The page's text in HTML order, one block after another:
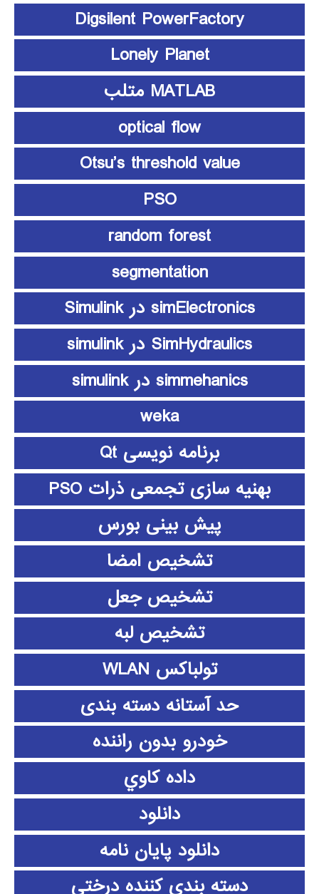
Digsilent PowerFactory
Lonely Planet
MATLAB متلب
optical flow
Otsu’s threshold value
PSO
random forest
segmentation
simElectronics در Simulink
SimHydraulics در simulink
simmehanics در simulink
weka
برنامه نویسی Qt
بهنیه سازی تجمعی ذرات PSO
پیش بینی بورس
تشخیص امضا
تشخیص جعل
تشخیص لبه
تولباکس WLAN
حد آستانه دسته بندی
خودرو بدون راننده
داده كاوي
دانلود
دانلود پايان نامه
دسته بندی کننده درختی